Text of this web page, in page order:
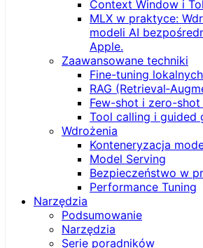
Context Window i
MLX w praktyce:
modeli AI
Apple.
Zaawansowane techniki
Fine-tuning
RAG
Few-shot i zero-shot
Tool calling i guided
Wdrożenia
Konteneryzacja
Model Serving
Bezpieczeństwo w
Performance Tuning
Narzędzia
Podsumowanie
Narzędzia
Serie poradników